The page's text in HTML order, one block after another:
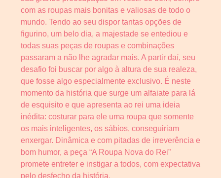
com as roupas mais bonitas e valiosas de todo o
mundo. Tendo ao seu dispor tantas opções de
figurino, um belo dia, a majestade se entediou e
todas suas peças de roupas e combinações
passaram a não lhe agradar mais. A partir daí, seu
desafio foi buscar por algo à altura de sua realeza,
que fosse algo especialmente exclusivo. É neste
momento da história que surge um alfaiate para lá
de esquisito e que apresenta ao rei uma ideia
inédita: costurar para ele uma roupa que somente
os mais inteligentes, os sábios, conseguiriam
enxergar. Dinâmica e com pitadas de irreverência e
bom humor, a peça “A Roupa Nova do Rei”
promete entreter e instigar a todos, com expectativa
pelo desfecho da história.